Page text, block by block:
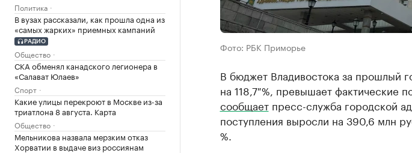
Политика
В вузах рассказали, как прошла одна из
«самых жарких» приемных кампаний
РАДИО
Общество
СКА обменял канадского легионера в
«Салават Юлаев»
Спорт
Какие улицы перекроют в Москве из-за
триатлона 8 августа. Карта
Общество
Мельникова назвала мерзким отказ
Хорватии в выдаче виз россиянам
Фото: РБК Приморье
В бюджет Владивостока за прошлый
на 118,7 %, превышает фактические
сообщаетпресс-служба городской
поступления выросли на 390,6 млн
%.